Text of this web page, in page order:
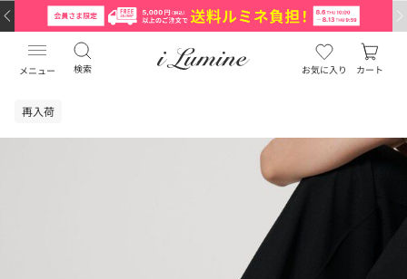
メニュー 検索 お気に入り カート
再入荷